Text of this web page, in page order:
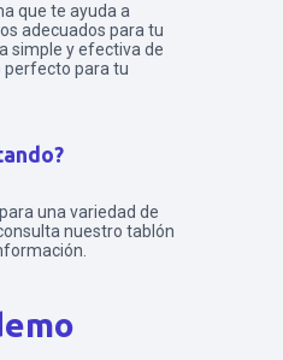
que te ayuda a
adecuados para tu
simple y efectiva de
perfecto para tu
una variedad de
nuestro tablón